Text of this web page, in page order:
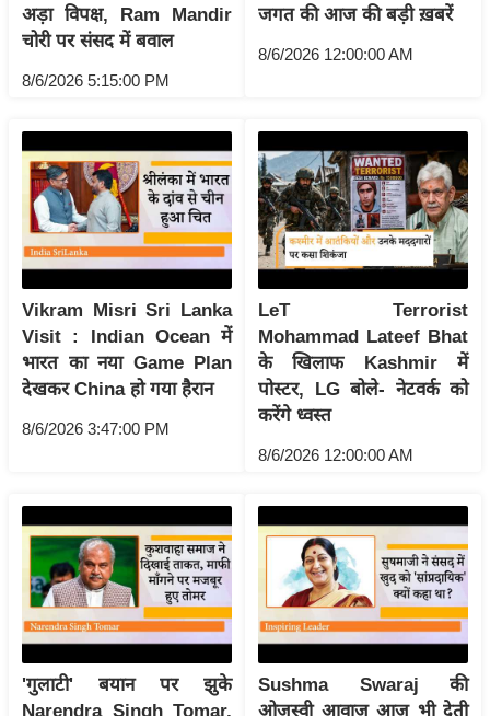
यि
क
मा
भू
मि
स्तं
भ
ए
म
.
आ
र
.
आ
चा
य
प
र
स
मी
क्षा
अड़ा विपक्ष, Ram Mandir
चोरी पर संसद में बवाल
8/6/2026 5:15:00 PM
जगत की आज की बड़ी ख़बरें
8/6/2026 12:00:00 AM
Vikram Misri Sri Lanka
Visit : Indian Ocean में
भारत का नया Game Plan
देखकर China हो गया हैरान
8/6/2026 3:47:00 PM
LeT Terrorist
Mohammad Lateef Bhat
के खिलाफ Kashmir में
पोस्टर, LG बोले- नेटवर्क को
करेंगे ध्वस्त
8/6/2026 12:00:00 AM
'गुलाटी' बयान पर झुके
Narendra Singh Tomar,
Sushma Swaraj की
ओजस्वी आवाज आज भी देती